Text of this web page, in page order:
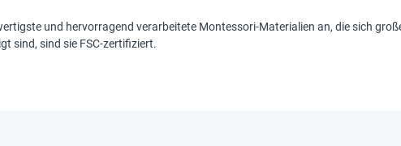
und hervorragend verarbeitete Montessori-Materialien an, die sich
sind, sind sie FSC-zertifiziert.